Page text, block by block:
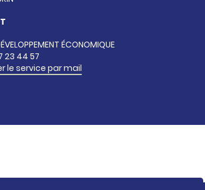
ÉCONOMIQUE
23 44 57
le service par mail